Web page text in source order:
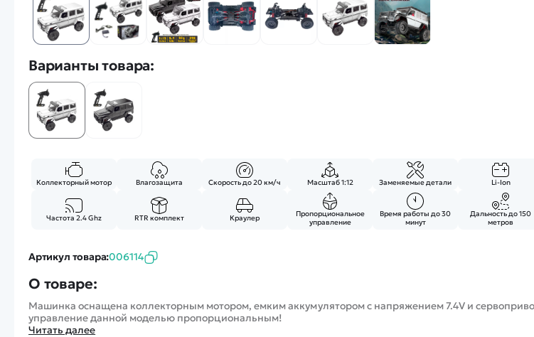
Варианты товара:
Коллекторный мотор Влагозащита Скорость до 20 км/ч Масштаб 1:12 Заменяемые детали Li-Ion
Частота 2.4 Ghz RTR комплект Краулер
Пропорциональное
управление
Время работы до 30
минут
Дальность до 150
метров
Артикул товара:006114
О товаре:
Машинка оснащена коллекторным мотором, емким аккумулятором с напряжением 7.4V и
управление данной моделью пропорциональным!
Читать далее